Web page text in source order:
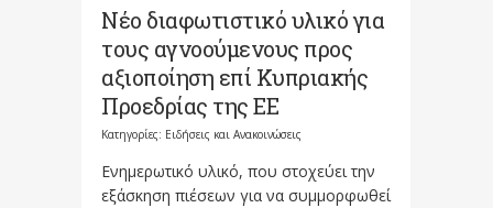
Νέο διαφωτιστικό υλικό για
τους αγνοούμενους προς
αξιοποίηση επί Κυπριακής
Προεδρίας της ΕΕ
Κατηγορίες: Ειδήσεις και Ανακοινώσεις
Ενημερωτικό υλικό, που στοχεύει την
εξάσκηση πιέσεων για να συμμορφωθεί